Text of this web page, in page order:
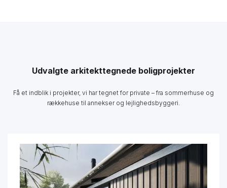
Udvalgte arkitekttegnede boligprojekter
Få et indblik i projekter, vi har tegnet for private – fra sommerhuse og
rækkehuse til annekser og lejlighedsbyggeri.